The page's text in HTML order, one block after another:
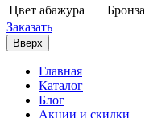
Цвет абажура
Бронза
Заказать
Вверх
Главная
Каталог
Блог
Акции и скидки